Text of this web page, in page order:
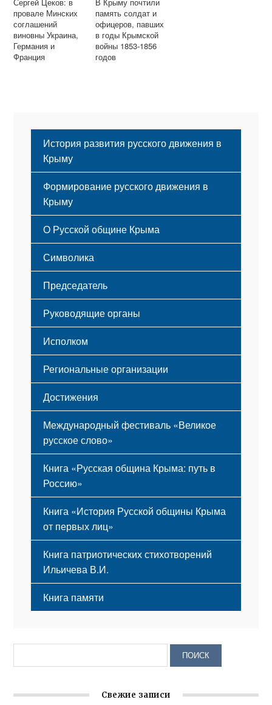
провале Минских
соглашений
виновны Украина,
Германия и
Франция
память солдат и
офицеров, павших
в годы Крымской
войны 1853-1856
годов
История развития русского движения в
Крыму
Формирование русского движения в
Крыму
Русский Крым
О Русской общине Крыма
Этапы становления
Принципы деятельности
Структура
Мероприятия
Символика
Флаг
Герб
Гимн
Председатель
Руководящие органы
Исполком
Региональные организации
Достижения
Международный фестиваль «Великое
русское слово»
Книга «Русская община Крыма: путь в
Россию»
Книга «История Русской общины Крыма
от первых лиц»
Книга патриотических стихотворений
Ильичева В.И.
Книга памяти
Свежие записи